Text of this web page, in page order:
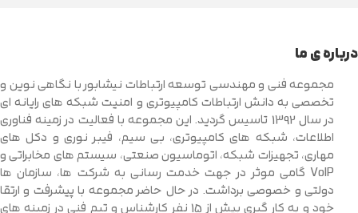
گزینه‌ای ایده‌آل برای پروژه‌های امنیتی
است.
درباره ی ما
مجموعه فنی و مهندسی توسعه ارتباطات نیشابور با نگاهی نوین و
تخصصی به دانش ارتباطات کامپیوتری و امنیت شبکه های رایانه ای
در سال 1392 تاسیس گردید. این مجموعه با فعالیت در زمینه فناوری
اطلاعات، شبکه های کامپیوتری، بی سیم، فیبر نوری و دکل های
مهاری، تجهیزات شبکه، اتوماسیون صنعتی، سیستم های مخابراتی و
VoIP گامی موثر در جهت خدمت رسانی به شرکت ها، سازمان ها
دولتی و خصوصی برداشت. در حال حاضر مجموعه با پیشرفت و ارتقا